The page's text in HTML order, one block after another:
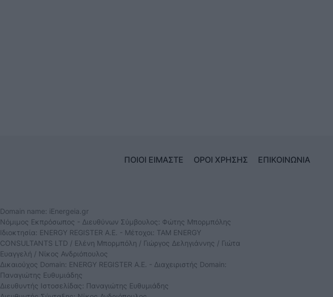
ΠΟΙΟΙ ΕΙΜΑΣΤΕ ΟΡΟΙ ΧΡΗΣΗΣ ΕΠΙΚΟΙΝΩΝΙΑ
Domain name: iEnergeia.gr
Νόμιμος Εκπρόσωπος - Διευθύνων Σύμβουλος: Φώτης Μπορμπόλης
Ιδιοκτησία: ENERGY REGISTER Α.Ε. - Μέτοχοι: TAM ENERGY
CONSULTANTS LTD / Ελένη Μπορμπόλη / Γιώργος Δεληγιάννης / Γιώτα
Ευαγγελή / Νίκος Ανδριόπουλος
Δικαιούχος Domain: ENERGY REGISTER Α.Ε. - Διαχειριστής Domain:
Παναγιώτης Ευθυμιάδης
Διευθυντής Ιστοσελίδας: Παναγιώτης Ευθυμιάδης